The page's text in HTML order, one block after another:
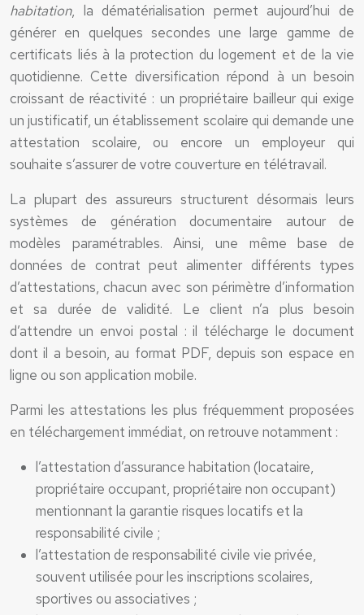
habitation, la dématérialisation permet aujourd’hui de
générer en quelques secondes une large gamme de
certificats liés à la protection du logement et de la vie
quotidienne. Cette diversification répond à un besoin
croissant de réactivité : un propriétaire bailleur qui exige
un justificatif, un établissement scolaire qui demande une
attestation scolaire, ou encore un employeur qui
souhaite s’assurer de votre couverture en télétravail.
La plupart des assureurs structurent désormais leurs
systèmes de génération documentaire autour de
modèles paramétrables. Ainsi, une même base de
données de contrat peut alimenter différents types
d’attestations, chacun avec son périmètre d’information
et sa durée de validité. Le client n’a plus besoin
d’attendre un envoi postal : il télécharge le document
dont il a besoin, au format PDF, depuis son espace en
ligne ou son application mobile.
Parmi les attestations les plus fréquemment proposées
en téléchargement immédiat, on retrouve notamment :
l’attestation d’assurance habitation (locataire,
propriétaire occupant, propriétaire non occupant)
mentionnant la garantie risques locatifs et la
responsabilité civile ;
l’attestation de responsabilité civile vie privée,
souvent utilisée pour les inscriptions scolaires,
sportives ou associatives ;